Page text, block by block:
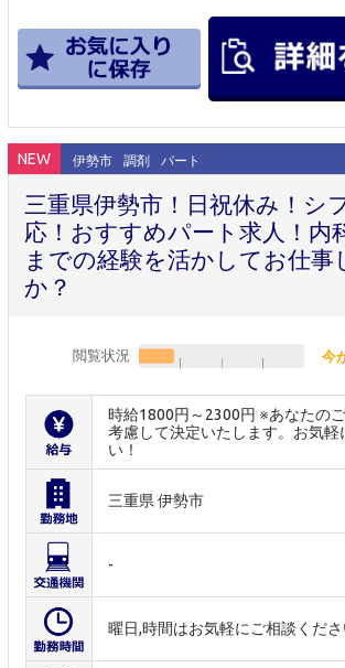
NEW 伊勢市 調剤 パート
三重県伊勢市！日祝休み！シ
応！おすすめパート求人！内
までの経験を活かしてお仕事
か？
閲覧状況 今
時給1800円～2300円 ※あなたの
考慮して決定いたします。お気軽
い！
三重県 伊勢市
-
曜日,時間はお気軽にご相談くだ